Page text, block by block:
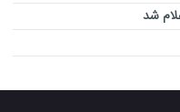
شد